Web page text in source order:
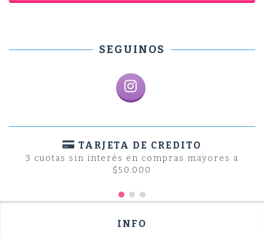
SEGUINOS
TARJETA DE CREDITO
3 cuotas sin interés en compras mayores a
$50.000
INFO